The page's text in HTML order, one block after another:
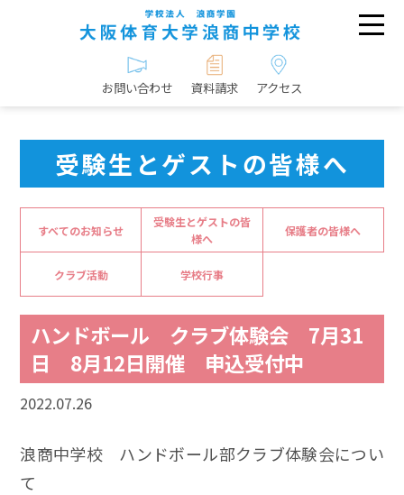
お問い合わせ 資料請求 アクセス
受験生とゲストの皆様へ
すべてのお知らせ
受験生とゲストの皆
様へ
保護者の皆様へ
クラブ活動 学校行事
ハンドボール クラブ体験会 7月31
日 8月12日開催 申込受付中
2022.07.26
浪商中学校 ハンドボール部クラブ体験会につい
て